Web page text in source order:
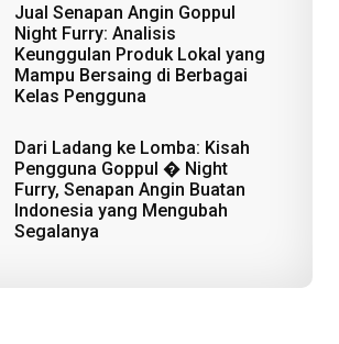
Jual Senapan Angin Goppul
Night Furry: Analisis
Keunggulan Produk Lokal yang
Mampu Bersaing di Berbagai
Kelas Pengguna
Dari Ladang ke Lomba: Kisah
Pengguna Goppul � Night
Furry, Senapan Angin Buatan
Indonesia yang Mengubah
Segalanya